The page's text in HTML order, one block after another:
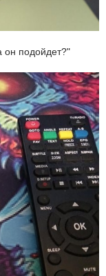
он подойдет?"